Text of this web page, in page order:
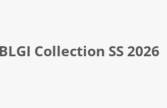
Collection SS 2026